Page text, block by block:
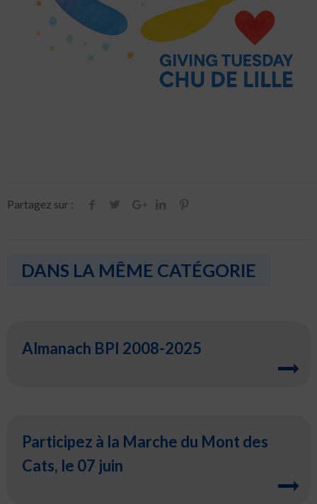
Partagez sur :
DANS LA MÊME CATÉGORIE
Almanach BPI 2008-2025
Participez à la Marche du Mont des
Cats, le 07 juin